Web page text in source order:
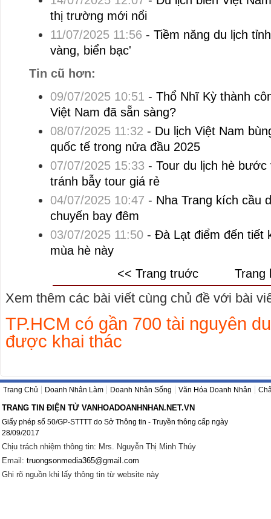
thị trường mới nổi
11/07/2025 11:56 - Tiềm năng du lịch
vàng, biển bạc'
Tin cũ hơn:
09/07/2025 10:51 - Thổ Nhĩ Kỳ thành
Việt Nam đã sẵn sàng?
08/07/2025 11:32 - Du lịch Việt Nam
quốc tế trong nửa đầu 2025
07/07/2025 15:33 - Tour du lịch hè
tránh bẫy tour giá rẻ
04/07/2025 10:47 - Nha Trang kích cầu
chuyến bay đêm
03/07/2025 11:50- Đà Lạt điểm đến tiết
mùa hè này
<< Trang truớc
Trang
Xem thêm các bài viết cùng chủ đề với bài
TP.HCM có gần 700 tài nguyên
được khai thác
Trang Chủ Doanh Nhân Làm Doanh Nhân Sống Văn Hóa Doanh Nhân
TRANG TIN ĐIỆN TỬ VANHOADOANHNHAN.NET.VN
Giấy phép số 50/GP-STTTT do Sở Thông tin - Truyền thông cấp ngày
28/09/2017
Chịu trách nhiệm thông tin: Mrs. Nguyễn Thị Minh Thúy
Email: truongsonmedia365@gmail.com
Ghi rõ nguồn khi lấy thông tin từ website này